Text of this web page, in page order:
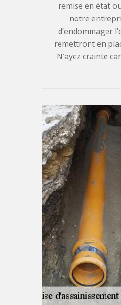
remise en état
notre
d’endommager
remettront en
N’ayez crainte